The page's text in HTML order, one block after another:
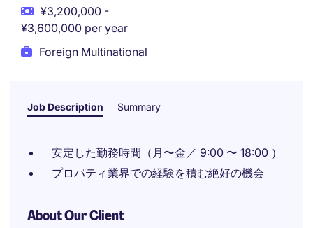
¥3,200,000 -
¥3,600,000 per year
Foreign Multinational
Job Description Summary
安定した勤務時間（月〜金／ 9:00 〜 18:00 ）
プロパティ業界での経験を積む絶好の機会
About Our Client